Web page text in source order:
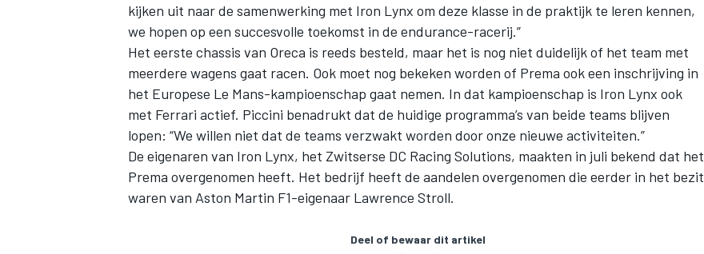
kijken uit naar de samenwerking met Iron Lynx om deze klasse in de praktijk te leren kennen,
we hopen op een succesvolle toekomst in de endurance-racerij.”
Het eerste chassis van Oreca is reeds besteld, maar het is nog niet duidelijk of het team met
meerdere wagens gaat racen. Ook moet nog bekeken worden of Prema ook een inschrijving in
het Europese Le Mans-kampioenschap gaat nemen. In dat kampioenschap is Iron Lynx ook
met Ferrari actief. Piccini benadrukt dat de huidige programma’s van beide teams blijven
lopen: “We willen niet dat de teams verzwakt worden door onze nieuwe activiteiten.”
De eigenaren van Iron Lynx, het Zwitserse DC Racing Solutions, maakten in juli bekend dat het
Prema overgenomen heeft. Het bedrijf heeft de aandelen overgenomen die eerder in het bezit
waren van Aston Martin F1-eigenaar Lawrence Stroll.
Deel of bewaar dit artikel